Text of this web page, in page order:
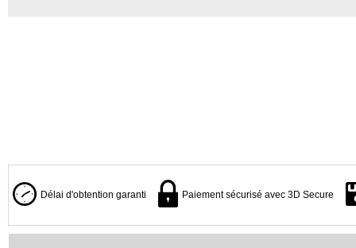
Délai d'obtention garanti Paiement sécurisé avec 3D Secure